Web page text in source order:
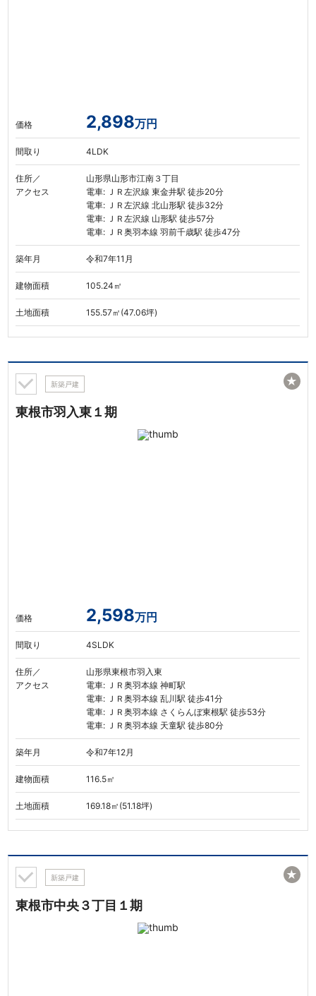
価格 2,898万円
間取り 4LDK
住所／
アクセス
山形県山形市江南３丁目
電車: ＪＲ左沢線 東金井駅 徒歩20分
電車: ＪＲ左沢線 北山形駅 徒歩32分
電車: ＪＲ左沢線 山形駅 徒歩57分
電車: ＪＲ奥羽本線 羽前千歳駅 徒歩47分
築年月 令和7年11月
建物面積 105.24㎡
土地面積 155.57㎡(47.06坪)
新築戸建
東根市羽入東１期
価格 2,598万円
間取り 4SLDK
住所／
アクセス
山形県東根市羽入東
電車: ＪＲ奥羽本線 神町駅
電車: ＪＲ奥羽本線 乱川駅 徒歩41分
電車: ＪＲ奥羽本線 さくらんぼ東根駅 徒歩53分
電車: ＪＲ奥羽本線 天童駅 徒歩80分
築年月 令和7年12月
建物面積 116.5㎡
土地面積 169.18㎡(51.18坪)
★
新築戸建
東根市中央３丁目１期
★